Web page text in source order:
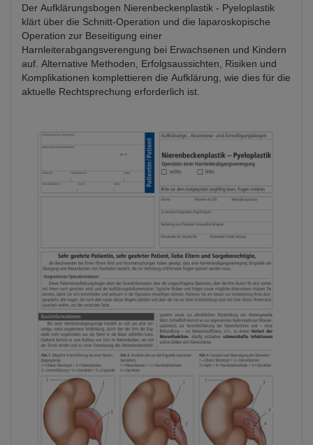
Der Aufklärungsbogen Nierenbeckenplastik - Pyeloplastik
klärt über die Schnitt-Operation und die laparoskopische
Operation zur Beseitigung einer
Harnleiterabgangsverengung bei Erwachsenen und Kindern
auf. Alternative Methoden, Erfolgsaussichten, Risiken und
Komplikationen komplettieren die Aufklärung, wie dies für die
aktuelle Rechtsprechung erforderlich ist.